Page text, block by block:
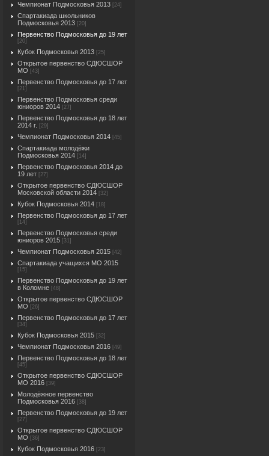
Чемпионат Подмосковья 2013 [24]
Спартакиада школьников
Подмосковья 2013 [20]
Первенство Подмосковья до 19 лет
[20]
Кубок Подмосковья 2013 [25]
Открытое первенство СДЮСШОР
МО
[43]
Первенство Подмосковья до 17 лет
[21]
Первенство Подмосковья среди
юниоров 2014 [27]
Первенство Подмосковья до 18 лет
2014 г.
[29]
Чемпионат Подмосковья 2014 [45]
Спартакиада молодёжи
Подмосковья 2014
[14]
Первенство Подмосковья 2014 до
19 лет [27]
Открытое первенство СДЮСШОР
Московской области 2014 [32]
Кубок Подмосковья 2014 [18]
Первенство Подмосковья до 17 лет
[14]
Первенство Подмосковья среди
юниоров 2015 [31]
Чемпионат Подмосковья 2015 [42]
Спартакиада учащихся МО 2015
[15]
Первенство Подмосковья до 19 лет
в Коломне [48]
Открытое первенство СДЮСШОР
МО
[26]
Первенство Подмосковья до 17 лет
[34]
Кубок Подмосковья 2015 [32]
Чемпионат Подмосковья 2016 [49]
Первенство Подмосковья до 18 лет
[45]
Открытое первенство СДЮСШОР
МО 2016 [39]
Молодёжное первенство
Подмосковья 2016 [38]
Первенство Подмосковья до 19 лет
[27]
Открытое первенство СДЮСШОР
МО
[36]
Кубок Подмосковья 2016 [23]